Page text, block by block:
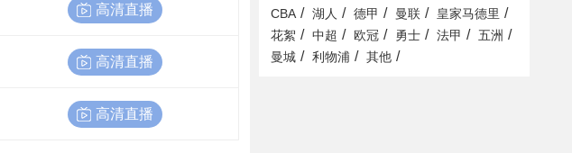
高清直播
高清直播
高清直播
CBA / 湖人 / 德甲 / 曼联 / 皇家马德里 /
花絮 / 中超 / 欧冠 / 勇士 / 法甲 / 五洲 /
曼城 / 利物浦 / 其他 /